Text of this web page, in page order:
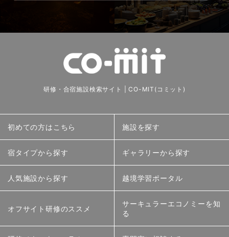
研修・合宿施設検索サイト | CO-MIT(コミット)
初めての方はこちら 施設を探す
宿タイプから探す ギャラリーから探す
人気施設から探す 越境学習ポータル
オフサイト研修のススメ
サーキュラーエコノミーを知
る